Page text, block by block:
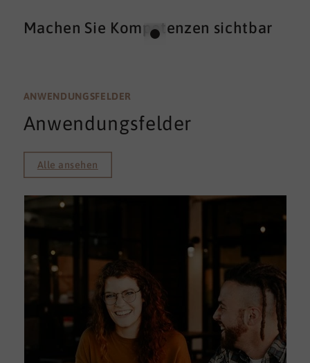
Machen Sie Kompetenzen sichtbar
ANWENDUNGSFELDER
Anwendungsfelder
Alle ansehen